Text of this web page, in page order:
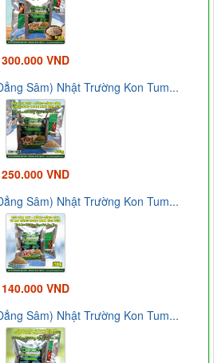
300.000 VND
Sâm) Nhật Trường Kon Tum...
250.000 VND
Sâm) Nhật Trường Kon Tum...
140.000 VND
Sâm) Nhật Trường Kon Tum...